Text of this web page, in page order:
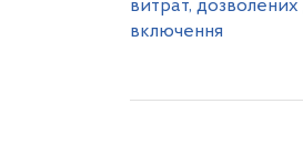
витрат, дозволених
включення